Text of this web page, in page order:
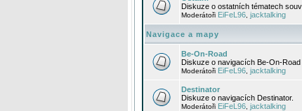
Diskuze o ostatních tématech
Moderátoři EiFeL96 jacktalking
Navigace a mapy
Be-On-Road
Diskuze o navigacích Be-On-Road
Moderátoři EiFeL96 jacktalking
Destinator
Diskuze o navigacích Destinator.
Moderátoři EiFeL96 jacktalking